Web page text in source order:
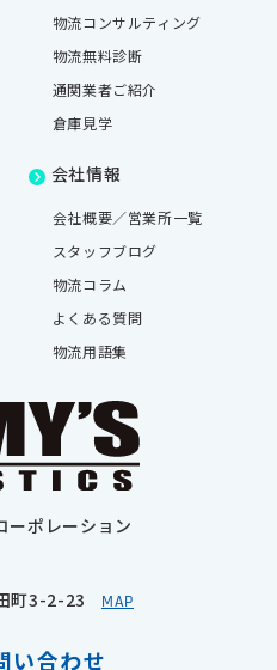
ーポレーション
町3-2-23
MAP
い合わせ
物流コンサルティング
物流無料診断
通関業者ご紹介
倉庫見学
会社情報
会社概要／営業所一覧
スタッフブログ
物流コラム
よくある質問
物流用語集